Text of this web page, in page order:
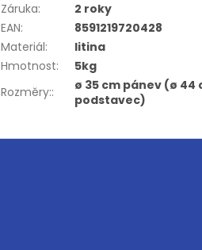
Záruka:
2 roky
EAN:
8591219720428
Materiál:
litina
Hmotnost:
5kg
Rozměry::
ø 35 cm pánev (ø 44
podstavec)